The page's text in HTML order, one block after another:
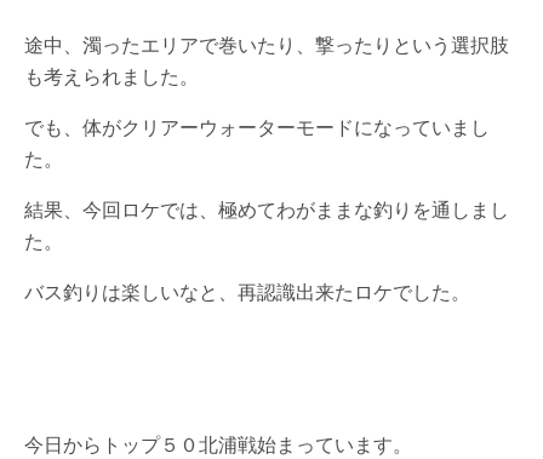
途中、濁ったエリアで巻いたり、撃ったりという選択肢
も考えられました。
でも、体がクリアーウォーターモードになっていまし
た。
結果、今回ロケでは、極めてわがままな釣りを通しまし
た。
バス釣りは楽しいなと、再認識出来たロケでした。
今日からトップ５０北浦戦始まっています。